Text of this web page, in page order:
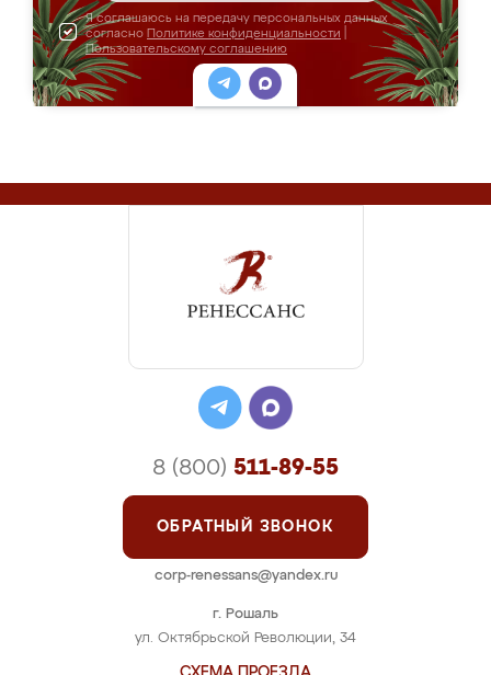
Я соглашаюсь на передачу персональных данных
согласно Политике конфиденциальности
Пользовательскому соглашению
г. Рошаль
ул. Октябрьской Революции, 34
8 (800) 511-89-55
ОБРАТНЫЙ ЗВОНОК
corp-renessans@yandex.ru